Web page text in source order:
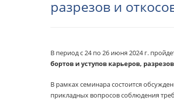
разрезов и
В период с 24 по 26 июня 2024 г.
бортов и уступов карьеров,
В рамках семинара состоится
прикладных вопросов соблюдения